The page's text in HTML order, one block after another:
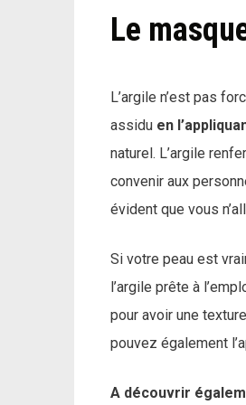
Le
L’argile n’est pas
assidu en
naturel. L’argile
convenir aux
évident que vous
Si votre peau est
l’argile prête à
pour avoir une
pouvez également
A découvrir